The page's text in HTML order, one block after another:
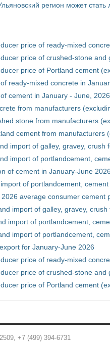
регион может
price of ready-mixed
price of crushed-stone and
price of Portland cement
ready-mixed concrete in
cement in January - June, 2026
from manufacturers
stone from manufacturers
cement from manufacturers
import of galley, gravey,
import of portlandcement,
of cement in January-June
of portlandcement,
average consumer cement
import of galley, gravey,
import of portlandcement,
import of portlandcement,
for January-June 2026
price of ready-mixed
price of crushed-stone and
price of Portland cement
+7 (499) 394-6731